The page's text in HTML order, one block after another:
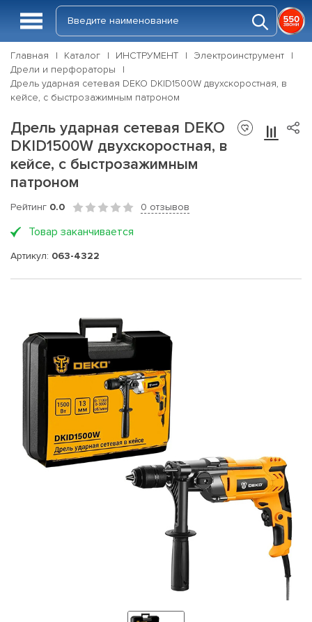
Главная Каталог ИНСТРУМЕНТ
Электроинструмент
Дрели и перфораторы
Дрель ударная сетевая DEKO DKID1500W двухскоростная, в
кейсе, с быстрозажимным патроном
Дрель ударная сетевая DEKO
DKID1500W двухскоростная, в
кейсе, с быстрозажимным
патроном
Рейтинг 0.0 0 отзывов
Товар заканчивается
Артикул: 063-4322